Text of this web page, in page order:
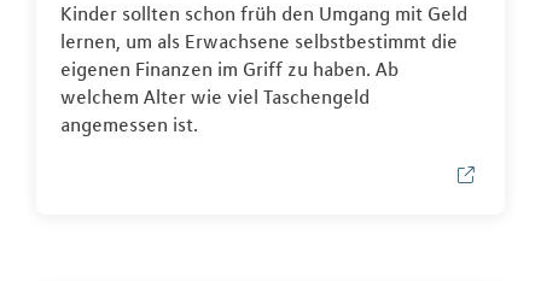
Kinder sollten schon früh den Umgang mit Geld
lernen, um als Erwachsene selbstbestimmt die
eigenen Finanzen im Griff zu haben. Ab
welchem Alter wie viel Taschengeld
angemessen ist.